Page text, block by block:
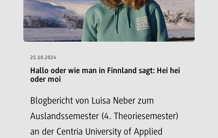
25.10.2024
Hallo oder wie man in Finnland sagt: Hei hei
oder moi
Blogbericht von Luisa Neber zum
Auslandssemester (4. Theoriesemester)
an der Centria University of Applied